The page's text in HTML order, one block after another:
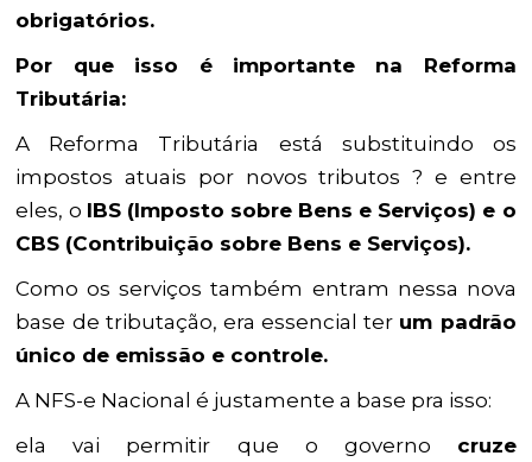
obrigatórios.
Por que isso é importante na Reforma
Tributária:
A Reforma Tributária está substituindo os
impostos atuais por novos tributos ? e entre
eles, o IBS (Imposto sobre Bens e Serviços) e o
CBS (Contribuição sobre Bens e Serviços).
Como os serviços também entram nessa nova
base de tributação, era essencial ter um padrão
único de emissão e controle.
A NFS-e Nacional é justamente a base pra isso:
ela vai permitir que o governo cruze